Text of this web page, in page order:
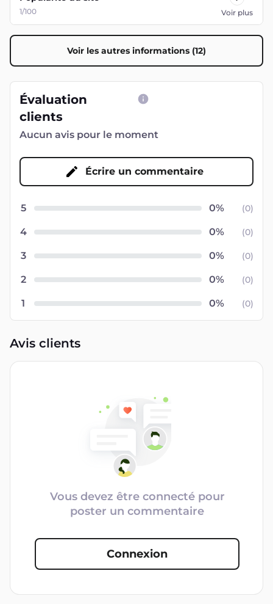
1/100 Voir plus
Voir les autres informations (12)
Évaluation
clients
Aucun avis pour le moment
Écrire un commentaire
5 (0)
4 (0)
3 (0)
2 (0)
1 (0)
Avis clients
Vous devez être connecté pour
poster un commentaire
Connexion